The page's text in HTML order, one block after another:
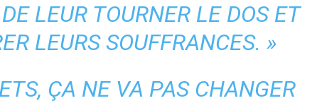
LEUR TOURNER LE DOS ET
LEURS SOUFFRANCES. »
ÇA NE VA PAS CHANGER